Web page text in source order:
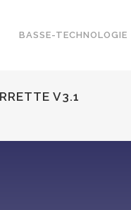
BASSE-TECHNOLOGIE
V3.1